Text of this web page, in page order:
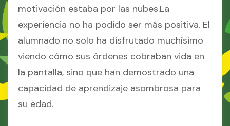
motivación estaba por las nubes.La
experiencia no ha podido ser más positiva. El
alumnado no solo ha disfrutado muchísimo
viendo cómo sus órdenes cobraban vida en
la pantalla, sino que han demostrado una
capacidad de aprendizaje asombrosa para
su edad.